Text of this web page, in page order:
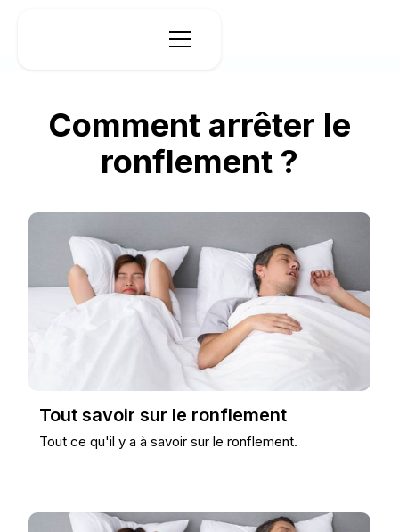
Comment arrêter le
ronflement ?
Tout savoir sur le ronflement
Tout ce qu'il y a à savoir sur le ronflement.